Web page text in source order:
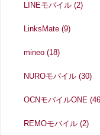
LINEモバイル(2)
LinksMate(9)
mineo(18)
NUROモバイル(30)
OCNモバイルONE
REMOモバイル(2)